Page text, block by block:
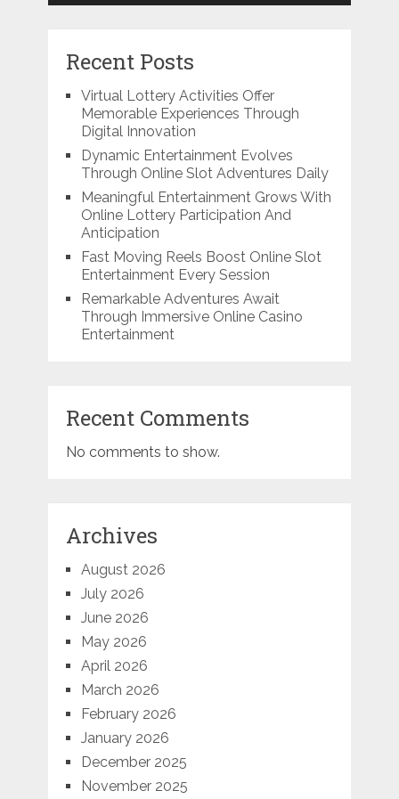
Recent Posts
Virtual Lottery Activities Offer
Memorable Experiences Through
Digital Innovation
Dynamic Entertainment Evolves
Through Online Slot Adventures Daily
Meaningful Entertainment Grows With
Online Lottery Participation And
Anticipation
Fast Moving Reels Boost Online Slot
Entertainment Every Session
Remarkable Adventures Await
Through Immersive Online Casino
Entertainment
Recent Comments
No comments to show.
Archives
August 2026
July 2026
June 2026
May 2026
April 2026
March 2026
February 2026
January 2026
December 2025
November 2025